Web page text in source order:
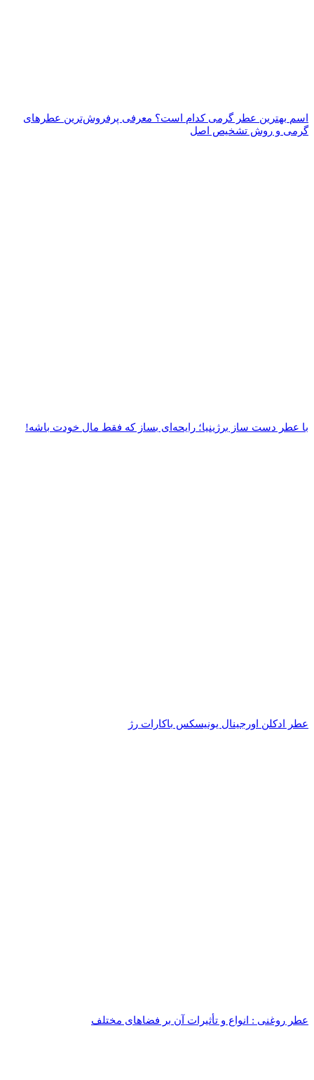
اسم بهترین عطر گرمی کدام است؟ معرفی پرفروش‌ترین عطرهای
گرمی و روش تشخیص اصل
با عطر دست‌ ساز برژینیا؛ رایحه‌ای بساز که فقط مال خودت باشه!
عطر ادکلن اورجینال یونیسکس باکارات رژ
عطر روغنی : انواع و تأثیرات آن بر فضاهای مختلف